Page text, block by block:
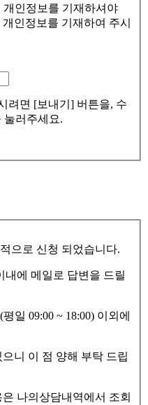
인정보를 기재하셔야
인정보를 기재하여 주시
려면 [보내기] 버튼을, 수
눌러주세요.
으로 신청 되었습니다.
내에 메일로 답변을 드릴
일 09:00 ~ 18:00) 이외에
니 이 점 양해 부탁 드립
나의상담내역에서 조회